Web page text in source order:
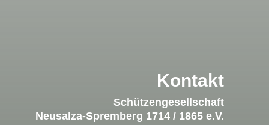
Kontakt
Schützengesellschaft
Neusalza-Spremberg 1714 / 1865 e.V.